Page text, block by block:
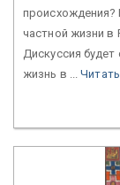
происхождения?
частной жизни в
Дискуссия будет
жизнь в ...